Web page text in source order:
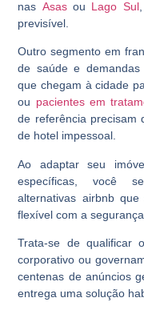
nas Asasou Lago Sul
previsível.
Outro segmento em
de saúde e demandas
que chegam à cidade
ou pacientes em
de referência precisam
de hotel impessoal.
Ao adaptar seu
específicas, você
alternativas airbnb
flexível com a
Trata-se de qualificar
corporativo ou
centenas de anúncios
entrega uma solução